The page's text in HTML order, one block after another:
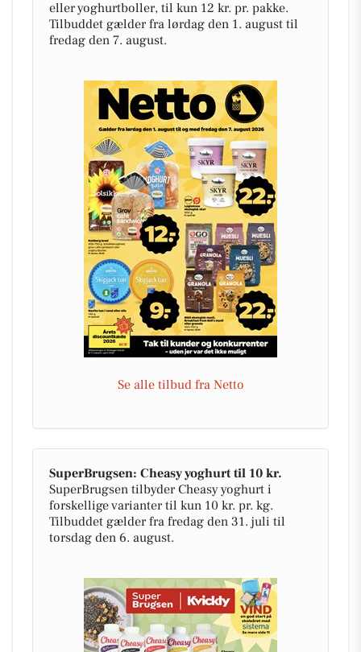
eller yoghurtboller, til kun 12 kr. pr. pakke.
Tilbuddet gælder fra lørdag den 1. august til
fredag den 7. august.
Se alle tilbud fra Netto
SuperBrugsen: Cheasy yoghurt til 10 kr.
SuperBrugsen tilbyder Cheasy yoghurt i
forskellige varianter til kun 10 kr. pr. kg.
Tilbuddet gælder fra fredag den 31. juli til
torsdag den 6. august.